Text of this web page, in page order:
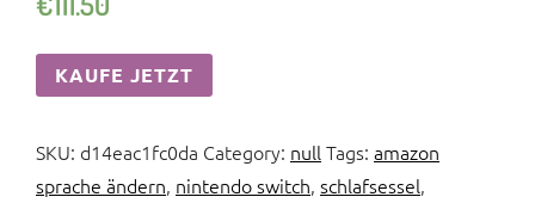
KAUFE JETZT
SKU: d14eac1fc0da Category: null Tags: amazon
sprache ändern, nintendo switch, schlafsessel,